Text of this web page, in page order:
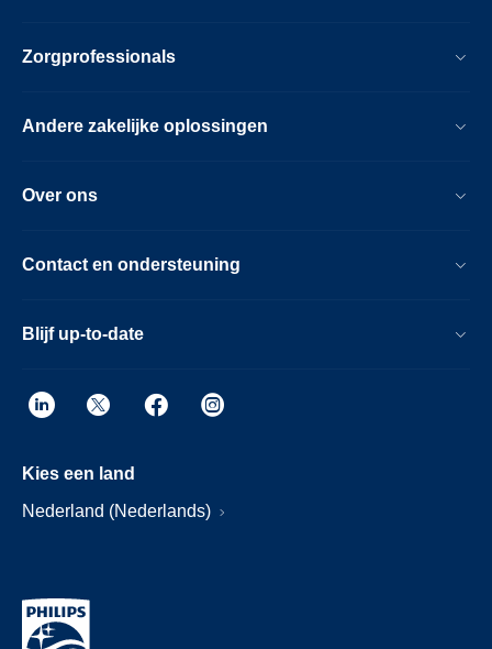
Zorgprofessionals
Andere zakelijke oplossingen
Over ons
Contact en ondersteuning
Blijf up-to-date
Kies een land
Nederland (Nederlands)